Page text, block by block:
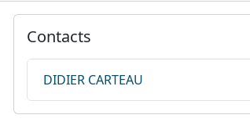
Contacts
DIDIER CARTEAU